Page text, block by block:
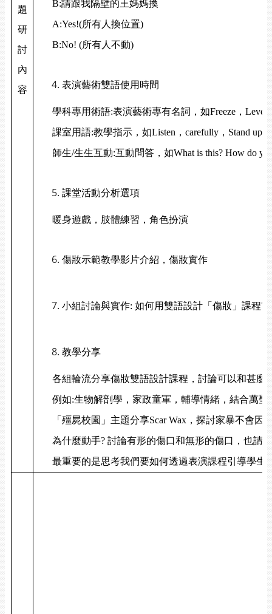
題
研
討
內
容
B:請跟我隔壁的王媽媽換
A:Yes!(所有人換位置)
B:No! (所有人不動)
表演藝術雙語使用時間
學科專用術語:表演藝術專有名詞，如Freeze，Level
課室用語:教學指示，如Listen，carefully，Stand up，
師生/生生互動:互動問答，如What is this? How do
課堂活動分析選項
暖身遊戲，肢體練習，角色扮演
傷妝示範教學影片介紹，傷妝實作
小組討論與實作: 如何用雙語設計「傷妝」課程?
教學分享
各組輪流分享傷妝雙語設計課程，討論可以和甚麼
例如:生物解剖學，家政童軍，輔導情緒，結合萬聖
「殭屍校園」主題分享Scar Wax，探討家暴不會
為什麼動手? 討論有形的傷口和無形的傷口，也請
最重要的是思考我們要如何透過表演課程引導學生